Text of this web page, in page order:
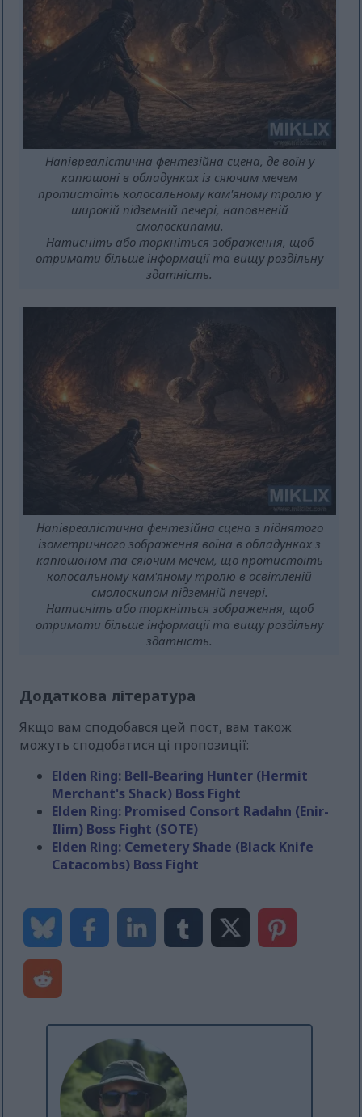
Напівреалістична фентезійна сцена, де воїн у
капюшоні в обладунках із сяючим мечем
протистоїть колосальному кам'яному тролю у
широкій підземній печері, наповненій
смолоскипами.
Натисніть або торкніться зображення, щоб
отримати більше інформації та вищу роздільну
здатність.
Напівреалістична фентезійна сцена з піднятого
ізометричного зображення воїна в обладунках з
капюшоном та сяючим мечем, що протистоїть
колосальному кам'яному тролю в освітленій
смолоскипом підземній печері.
Натисніть або торкніться зображення, щоб
отримати більше інформації та вищу роздільну
здатність.
Додаткова література
Якщо вам сподобався цей пост, вам також
можуть сподобатися ці пропозиції:
Elden Ring: Bell-Bearing Hunter (Hermit
Merchant's Shack) Boss Fight
Elden Ring: Promised Consort Radahn (Enir-
Ilim) Boss Fight (SOTE)
Elden Ring: Cemetery Shade (Black Knife
Catacombs) Boss Fight